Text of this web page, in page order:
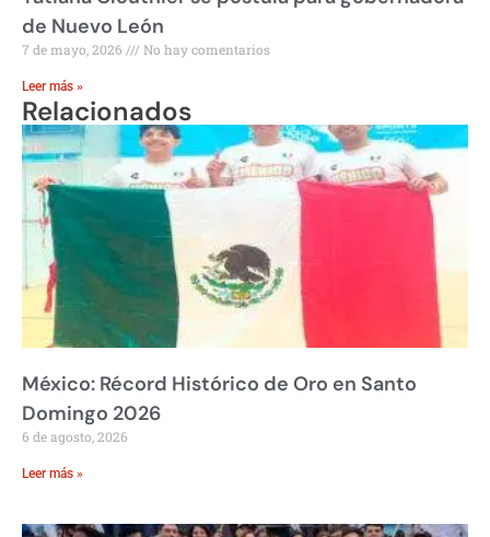
de Nuevo León
7 de mayo, 2026 No hay comentarios
Leer más »
Relacionados
México: Récord Histórico de Oro en Santo
Domingo 2026
6 de agosto, 2026
Leer más »